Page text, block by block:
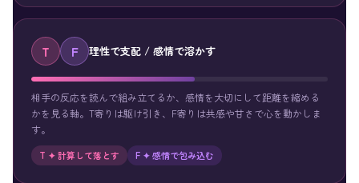
T F 理性で支配 / 感情で溶かす
相手の反応を読んで組み立てるか、感情を大切にして距離を縮める
かを見る軸。T寄りは駆け引き、F寄りは共感や甘さで心を動かしま
す。
T ✦ 計算して落とす F ✦ 感情で包み込む